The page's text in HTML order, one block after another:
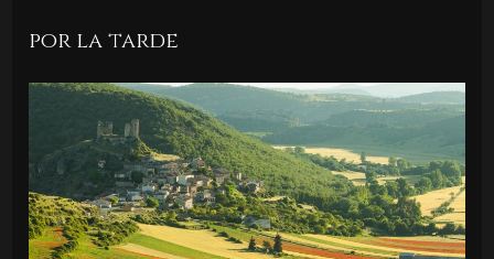
por la tarde